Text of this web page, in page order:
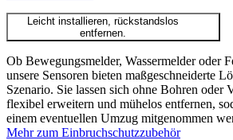
Leicht installieren, rückstandslos
entfernen.
Ob Bewegungsmelder, Wassermelder oder
unsere Sensoren bieten maßgeschneiderte
Szenario. Sie lassen sich ohne Bohren oder
flexibel erweitern und mühelos entfernen,
einem eventuellen Umzug mitgenommen
Mehr zum Einbruchschutzzubehör